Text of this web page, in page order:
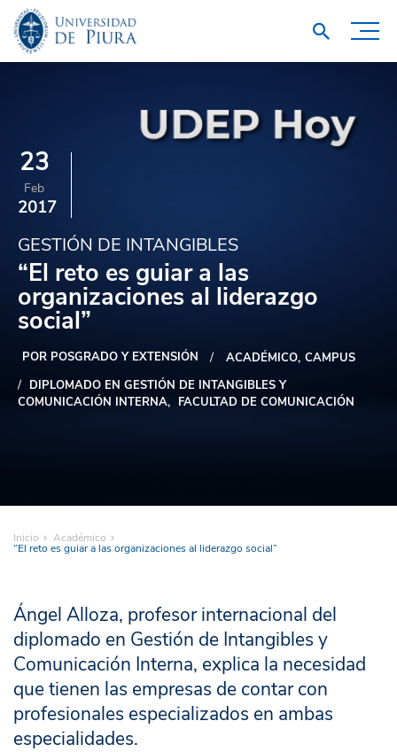
23
Feb
2017
GESTIÓN DE INTANGIBLES
“El reto es guiar a las
organizaciones al liderazgo
social”
POR POSGRADO Y EXTENSIÓN ACADÉMICO CAMPUS
DIPLOMADO EN GESTIÓN DE INTANGIBLES Y
COMUNICACIÓN INTERNA
FACULTAD DE COMUNICACIÓN
Inicio Académico
“El reto es guiar a las organizaciones al liderazgo social”
Ángel Alloza, profesor internacional del
diplomado en Gestión de Intangibles y
Comunicación Interna, explica la necesidad
que tienen las empresas de contar con
profesionales especializados en ambas
especialidades.